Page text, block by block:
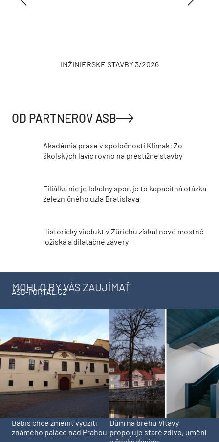
INŽINIERSKE STAVBY 3/2026
OD PARTNEROV ASB
Akadémia praxe v spoločnosti Klimak: Zo
školských lavíc rovno na prestížne stavby
Filiálka nie je lokálny spor, je to kapacitná otázka
železničného uzla Bratislava
Historický viadukt v Zürichu získal nové mostné
ložiská a dilatačné závery
MOHLO BY VÁS ZAUJÍMAŤ
ASB-PORTAL.CZ
Babiš chce změnit využití
známého paláce nad Prahou
Dům na břehu Vltavy
propojuje staré zdivo, umění